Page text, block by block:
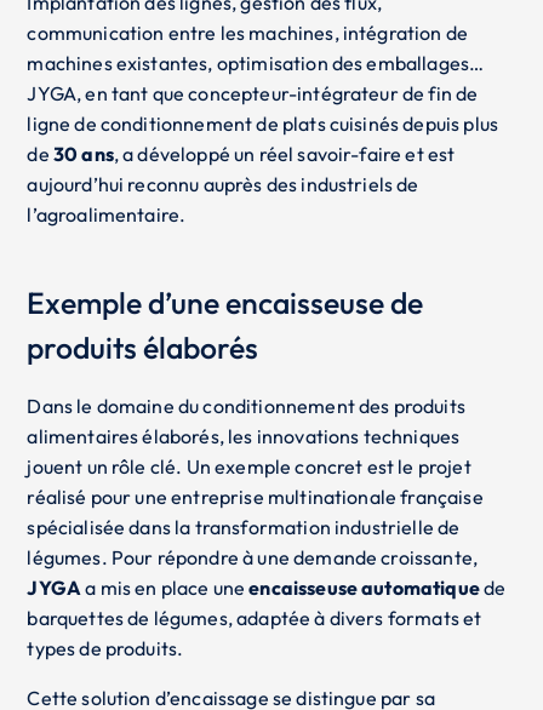
communication entre les machines, intégration de
machines existantes, optimisation des emballages…
JYGA, en tant que concepteur-intégrateur de fin de
ligne de conditionnement de plats cuisinés depuis plus
de 30 ans, a développé un réel savoir-faire et est
aujourd’hui reconnu auprès des industriels de
l’agroalimentaire.
Exemple d’une encaisseuse de
produits élaborés
Dans le domaine du conditionnement des produits
alimentaires élaborés, les innovations techniques
jouent un rôle clé. Un exemple concret est le projet
réalisé pour une entreprise multinationale française
spécialisée dans la transformation industrielle de
légumes. Pour répondre à une demande croissante,
JYGA a mis en place uneencaisseuse automatiquede
barquettes de légumes, adaptée à divers formats et
types de produits.
Cette solution d’encaissage se distingue par sa